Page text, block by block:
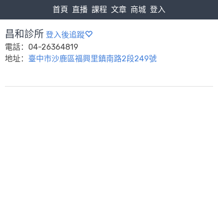
首頁 直播 課程 文章 商城 登入
昌和診所 登入後追蹤
電話：04-26364819
地址： 臺中市沙鹿區福興里鎮南路2段249號